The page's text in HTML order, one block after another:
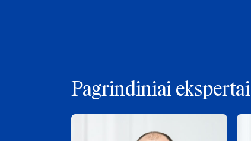
Pagrindiniai ekspertai